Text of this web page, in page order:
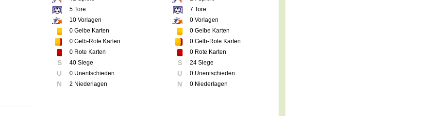
5 Tore
10 Vorlagen
0 Gelbe Karten
0 Gelb-Rote Karten
0 Rote Karten
S 40 Siege
U 0 Unentschieden
N 2 Niederlagen
7 Tore
0 Vorlagen
0 Gelbe Karten
0 Gelb-Rote Karten
0 Rote Karten
S 24 Siege
U 0 Unentschieden
N 0 Niederlagen